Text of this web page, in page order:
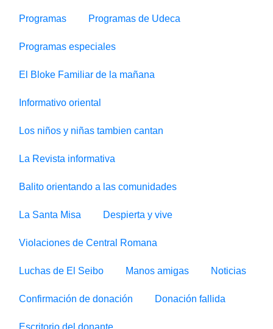
Programas Programas de Udeca
Programas especiales
El Bloke Familiar de la mañana
Informativo oriental
Los niños y niñas tambien cantan
La Revista informativa
Balito orientando a las comunidades
La Santa Misa Despierta y vive
Violaciones de Central Romana
Luchas de El Seibo Manos amigas Noticias
Confirmación de donación Donación fallida